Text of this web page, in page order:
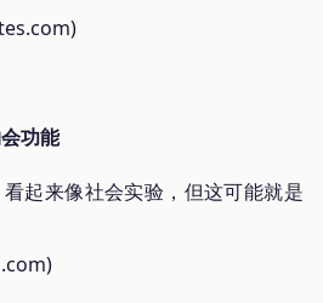
功能
起来像社会实验，但这可能就是